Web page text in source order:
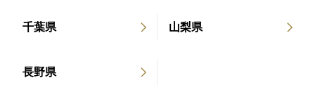
す。
皆さまのご予約を心よりお待ちしております。
れます
千葉県 山梨県
長野県